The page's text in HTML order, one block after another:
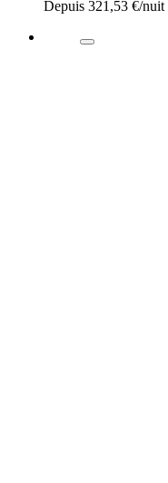
Depuis 321,53 €/nuit